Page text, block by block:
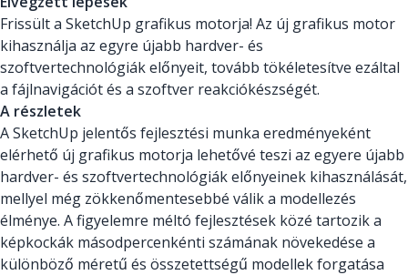
Frissült a SketchUp grafikus motorja! Az új grafikus motor
kihasználja az egyre újabb hardver- és
szoftvertechnológiák előnyeit, tovább tökéletesítve ezáltal
a fájlnavigációt és a szoftver reakciókészségét.
A részletek
A SketchUp jelentős fejlesztési munka eredményeként
elérhető új grafikus motorja lehetővé teszi az egyere újabb
hardver- és szoftvertechnológiák előnyeinek kihasználását,
mellyel még zökkenőmentesebbé válik a modellezés
élménye. A figyelemre méltó fejlesztések közé tartozik a
képkockák másodpercenkénti számának növekedése a
különböző méretű és összetettségű modellek forgatása